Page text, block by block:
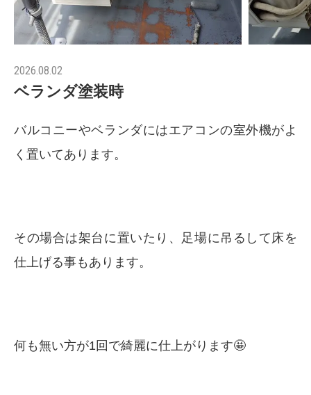
2026.08.02
ベランダ塗装時
バルコニーやベランダにはエアコンの室外機がよ
く置いてあります。
その場合は架台に置いたり、足場に吊るして床を
仕上げる事もあります。
何も無い方が1回で綺麗に仕上がります🤩